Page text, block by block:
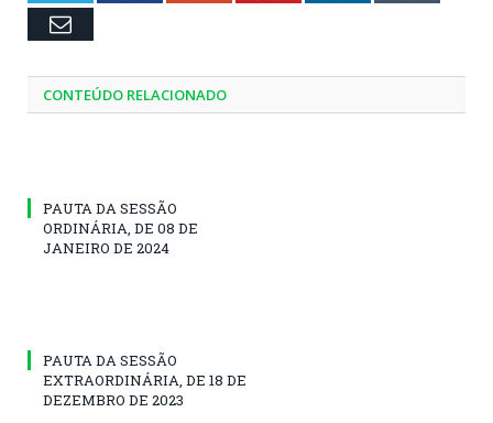
Email
CONTEÚDO RELACIONADO
PAUTA DA SESSÃO
ORDINÁRIA, DE 08 DE
JANEIRO DE 2024
PAUTA DA SESSÃO
EXTRAORDINÁRIA, DE 18 DE
DEZEMBRO DE 2023